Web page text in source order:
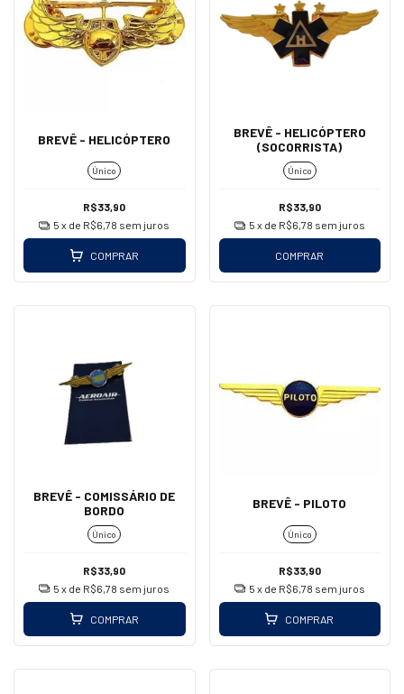
BREVÊ - HELICÓPTERO
Único
R$33,90
5 x de R$6,78 sem juros
COMPRAR
BREVÊ - HELICÓPTERO
(SOCORRISTA)
Único
R$33,90
5 x de R$6,78 sem juros
COMPRAR
BREVÊ - COMISSÁRIO DE
BORDO
Único
R$33,90
5 x de R$6,78 sem juros
COMPRAR
BREVÊ - PILOTO
Único
R$33,90
5 x de R$6,78 sem juros
COMPRAR